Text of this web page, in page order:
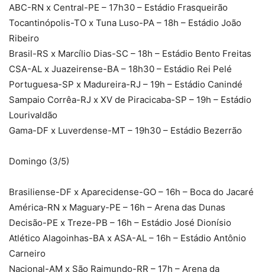
ABC-RN x Central-PE – 17h30 – Estádio Frasqueirão
Tocantinópolis-TO x Tuna Luso-PA – 18h – Estádio João
Ribeiro
Brasil-RS x Marcílio Dias-SC – 18h – Estádio Bento Freitas
CSA-AL x Juazeirense-BA – 18h30 – Estádio Rei Pelé
Portuguesa-SP x Madureira-RJ – 19h – Estádio Canindé
Sampaio Corrêa-RJ x XV de Piracicaba-SP – 19h – Estádio
Lourivaldão
Gama-DF x Luverdense-MT – 19h30 – Estádio Bezerrão
Domingo (3/5)
Brasiliense-DF x Aparecidense-GO – 16h – Boca do Jacaré
América-RN x Maguary-PE – 16h – Arena das Dunas
Decisão-PE x Treze-PB – 16h – Estádio José Dionísio
Atlético Alagoinhas-BA x ASA-AL – 16h – Estádio Antônio
Carneiro
Nacional-AM x São Raimundo-RR – 17h – Arena da